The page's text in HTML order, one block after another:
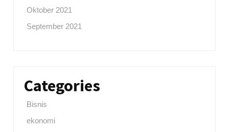
Oktober 2021
September 2021
Categories
Bisnis
ekonomi